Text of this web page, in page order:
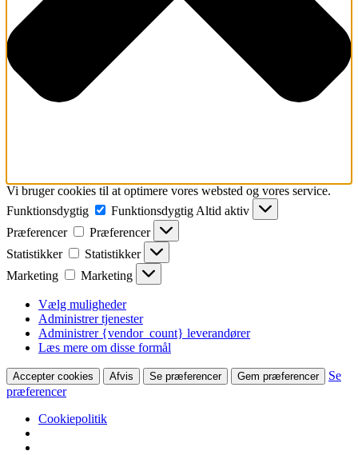
Vi bruger cookies til at optimere vores websted og vores service.
Funktionsdygtig
Funktionsdygtig Altid aktiv
Præferencer
Præferencer
Statistikker
Statistikker
Marketing
Marketing
Vælg muligheder
Administrer tjenester
Administrer {vendor_count} leverandører
Læs mere om disse formål
Accepter cookies Afvis Se præferencer Gem præferencer
Se
præferencer
Cookiepolitik